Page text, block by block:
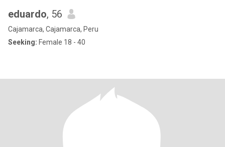
eduardo, 56
Cajamarca, Cajamarca, Peru
Seeking: Female 18 - 40